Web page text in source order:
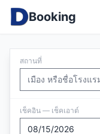
Booking
สถานที่
เช็คอิน — เช็คเอาต์